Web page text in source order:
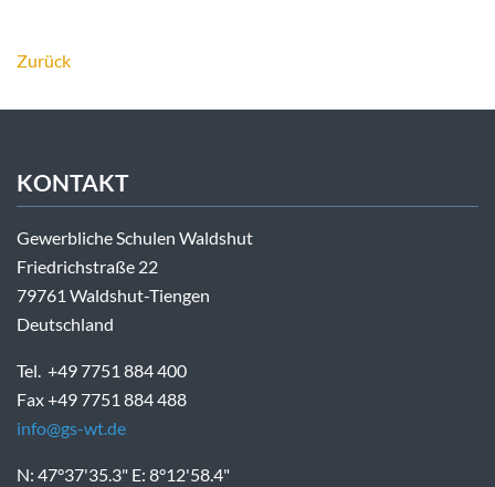
Zurück
KONTAKT
Gewerbliche Schulen Waldshut
Friedrichstraße 22
79761 Waldshut-Tiengen
Deutschland
Tel. +49 7751 884 400
Fax +49 7751 884 488
info@gs-wt.de
N: 47°37'35.3" E: 8°12'58.4"